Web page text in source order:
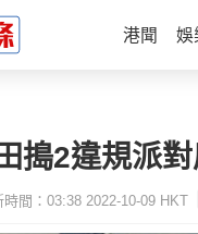
港聞 娛
搗2違規派
時間：03:38 2022-10-09 HKT